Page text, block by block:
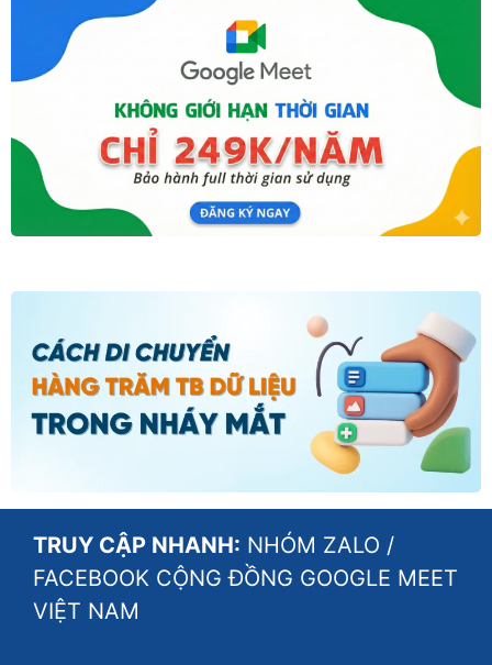
TRUY CẬP NHANH: NHÓM ZALO /
FACEBOOK CỘNG ĐỒNG GOOGLE MEET
VIỆT NAM